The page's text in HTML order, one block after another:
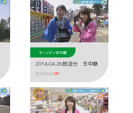
#ハッピィ生中継
2014.04.26放送分 生中継
2014.05.02 UP!